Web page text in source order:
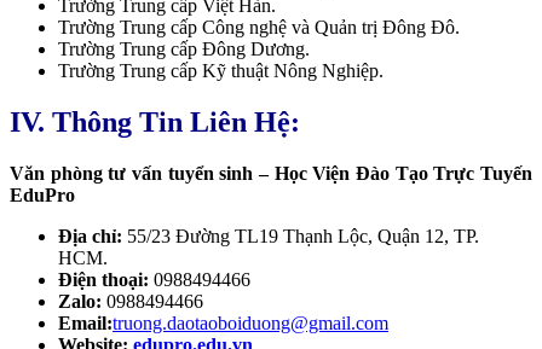
Trường Trung cấp Việt Hàn.
Trường Trung cấp Công nghệ và Quản trị Đông Đô.
Trường Trung cấp Đông Dương.
Trường Trung cấp Kỹ thuật Nông Nghiệp.
IV. Thông Tin Liên Hệ:
Văn phòng tư vấn tuyển sinh – Học Viện Đào Tạo Trực Tuyến
EduPro
Địa chỉ: 55/23 Đường TL19 Thạnh Lộc, Quận 12, TP.
HCM.
Điện thoại: 0988494466
Zalo: 0988494466
Email:truong.daotaoboiduong@gmail.com
Website: edupro.edu.vn